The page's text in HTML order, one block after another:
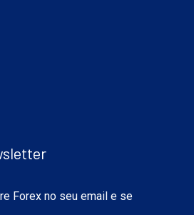
Forex no seu email e se